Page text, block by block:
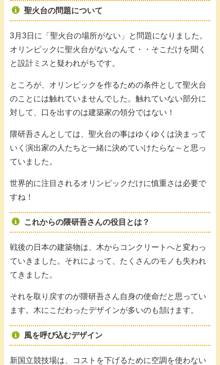
聖火台の問題について
3月3日に「聖火台の場所がない」と問題になりました。
オリンピックに聖火台がないなんて・・そこだけを聞く
と設計ミスと疑われがちです。
ところが、オリンピックを作るための条件として聖火台
のことには触れていませんでした。触れていない部分に
対して、口を出すのは建築家の領分ではない！
隈研吾さんとしては、聖火台の事はゆくゆくは決まって
いく演出家の人たちと一緒に決めていけたらな～と思っ
ていました。
世界的に注目されるオリンピックだけに慎重さは必要で
すね！
これからの隈研吾さんの役目とは？
戦後の日本の建築物は、木からコンクリートへと変わっ
ていきました。それによって、たくさんのモノも失われ
てきました。
それを取り戻すのが隈研吾さん自身の使命だと思ってい
ます。木にこだわったデザインが多いのも頷けます。
風を呼び込むデザイン
新国立競技場は、コストを下げるために空調を使わない